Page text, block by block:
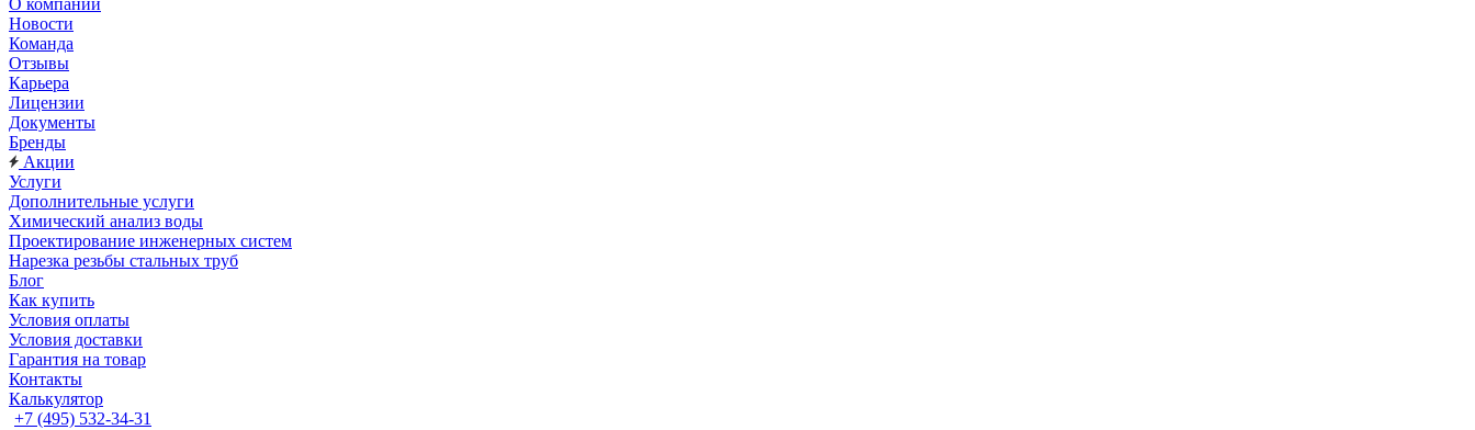
О компании
Новости
Команда
Отзывы
Карьера
Лицензии
Документы
Бренды
Акции
Услуги
Дополнительные услуги
Химический анализ воды
Проектирование инженерных систем
Нарезка резьбы стальных труб
Блог
Как купить
Условия оплаты
Условия доставки
Гарантия на товар
Контакты
Калькулятор
+7 (495) 532‑34‑31